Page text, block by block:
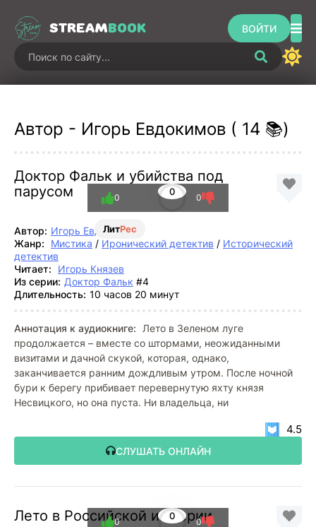
STREAMBOOK ВОЙТИ
Автор - Игорь Евдокимов ( 14 📚)
Доктор Фальк и убийства под
парусом
ЛитРес
0
0 0
Автор: Игорь Евдокимов
Жанр:
Мистика / Иронический детектив / Исторический
детектив
Читает:
Игорь Князев
Из серии: Доктор Фальк #4
Длительность: 10 часов 20 минут
Аннотация к аудиокниге:
Лето в Зеленом луге
продолжается – вместе со штормами, неожиданными
визитами и дачной скукой, которая, однако,
заканчивается ранним дождливым утром. После ночной
бури к берегу прибивает перевернутую яхту князя
Несвицкого, но она пуста. Ни владельца, ни
СЛУШАТЬ ОНЛАЙН
4.5
Лето в Российской империи
0
0 0